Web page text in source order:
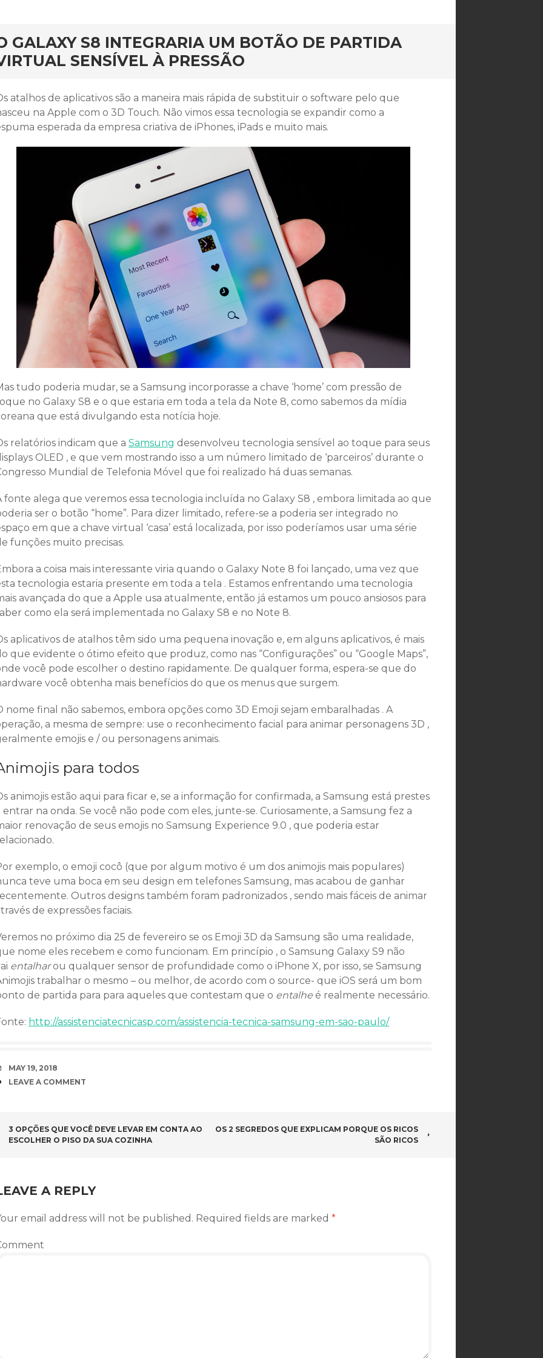
GALAXY S8 INTEGRARIA UM BOTÃO DE PARTIDA
SENSÍVEL À PRESSÃO
atalhos de aplicativos são a maneira mais rápida de substituir o software pelo que
na Apple com o 3D Touch. Não vimos essa tecnologia se expandir como a
esperada da empresa criativa de iPhones, iPads e muito mais.
tudo poderia mudar, se a Samsung incorporasse a chave ‘home’ com pressão de
no Galaxy S8 e o que estaria em toda a tela da Note 8, como sabemos da mídia
que está divulgando esta notícia hoje.
relatórios indicam que a Samsung desenvolveu tecnologia sensível ao toque para seus
OLED , e que vem mostrando isso a um número limitado de ‘parceiros’ durante o
Mundial de Telefonia Móvel que foi realizado há duas semanas.
fonte alega que veremos essa tecnologia incluída no Galaxy S8 , embora limitada ao que
ser o botão “home”. Para dizer limitado, refere-se a poderia ser integrado no
em que a chave virtual ‘casa’ está localizada, por isso poderíamos usar uma série
funções muito precisas.
a coisa mais interessante viria quando o Galaxy Note 8 foi lançado, uma vez que
tecnologia estaria presente em toda a tela . Estamos enfrentando uma tecnologia
avançada do que a Apple usa atualmente, então já estamos um pouco ansiosos para
como ela será implementada no Galaxy S8 e no Note 8.
aplicativos de atalhos têm sido uma pequena inovação e, em alguns aplicativos, é mais
que evidente o ótimo efeito que produz, como nas “Configurações” ou “Google Maps”,
você pode escolher o destino rapidamente. De qualquer forma, espera-se que do
você obtenha mais benefícios do que os menus que surgem.
nome final não sabemos, embora opções como 3D Emoji sejam embaralhadas . A
a mesma de sempre: use o reconhecimento facial para animar personagens 3D ,
emojis e / ou personagens animais.
para todos
animojis estão aqui para ficar e, se a informação for confirmada, a Samsung está prestes
entrar na onda. Se você não pode com eles, junte-se. Curiosamente, a Samsung fez a
renovação de seus emojis no Samsung Experience 9.0 , que poderia estar
exemplo, o emoji cocô (que por algum motivo é um dos animojis mais populares)
teve uma boca em seu design em telefones Samsung, mas acabou de ganhar
Outros designs também foram padronizados , sendo mais fáceis de animar
de expressões faciais.
no próximo dia 25 de fevereiro se os Emoji 3D da Samsung são uma realidade,
nome eles recebem e como funcionam. Em princípio , o Samsung Galaxy S9 não
entalharou qualquer sensor de profundidade como o iPhone X, por isso, se Samsung
trabalhar o mesmo – ou melhor, de acordo com o source- que iOS será um bom
de partida para para aqueles que contestam que o entalhe é realmente necessário.
http://assistenciatecnicasp.com/assistencia-tecnica-samsung-em-sao-paulo/
DATE
MAY 19, 2018
COMMENTS
LEAVE A COMMENT
NAVIGATION
3 OPÇÕES QUE VOCÊ DEVE LEVAR EM CONTA AO
ESCOLHER O PISO DA SUA COZINHA
OS 2 SEGREDOS QUE EXPLICAM PORQUE OS RICOS
SÃO RICOS
A REPLY
email address will not be published. Required fields are marked *